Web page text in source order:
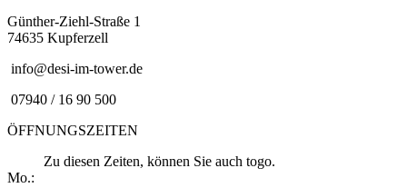
Günther-Ziehl-Straße 1
74635 Kupferzell
info@desi-im-tower.de
07940 / 16 90 500
ÖFFNUNGSZEITEN
Zu diesen Zeiten, können Sie auch togo.
Mo.: